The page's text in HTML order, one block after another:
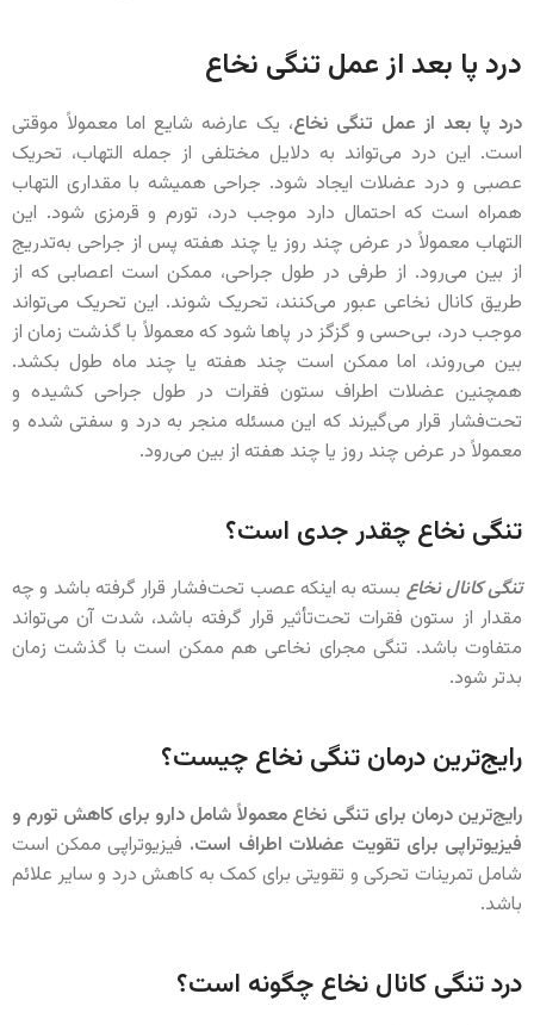
درد پا بعد از عمل تنگی نخاع
درد پا بعد از عمل تنگی نخاع، یک عارضه شایع اما معمولاً موقتی
است. این درد می‌تواند به دلایل مختلفی از جمله التهاب، تحریک
عصبی و درد عضلات ایجاد شود. جراحی همیشه با مقداری التهاب
همراه است که احتمال دارد موجب درد، تورم و قرمزی شود. این
التهاب معمولاً در عرض چند روز یا چند هفته پس از جراحی به‌تدریج
از بین می‌رود. از طرفی در طول جراحی، ممکن است اعصابی که از
طریق کانال نخاعی عبور می‌کنند، تحریک شوند. این تحریک می‌تواند
موجب درد، بی‌حسی و گزگز در پاها شود که معمولاً با گذشت زمان از
بین می‌روند، اما ممکن است چند هفته یا چند ماه طول بکشد.
همچنین عضلات اطراف ستون فقرات در طول جراحی کشیده و
تحت‌فشار قرار می‌گیرند که این مسئله منجر به درد و سفتی شده و
معمولاً در عرض چند روز یا چند هفته از بین می‌رود.
تنگی نخاع چقدر جدی است؟
تنگی کانال نخاع بسته به اینکه عصب تحت‌فشار قرار گرفته باشد و چه
مقدار از ستون فقرات تحت‌تأثیر قرار گرفته باشد، شدت آن می‌تواند
متفاوت باشد. تنگی مجرای نخاعی هم ممکن است با گذشت زمان
بدتر شود.
رایج‌ترین درمان تنگی نخاع چیست؟
رایج‌ترین درمان برای تنگی نخاع معمولاً شامل دارو برای کاهش تورم و
فیزیوتراپی برای تقویت عضلات اطراف است. فیزیوتراپی ممکن است
شامل تمرینات تحرکی و تقویتی برای کمک به کاهش درد و سایر علائم
باشد.
درد تنگی کانال نخاع چگونه است؟